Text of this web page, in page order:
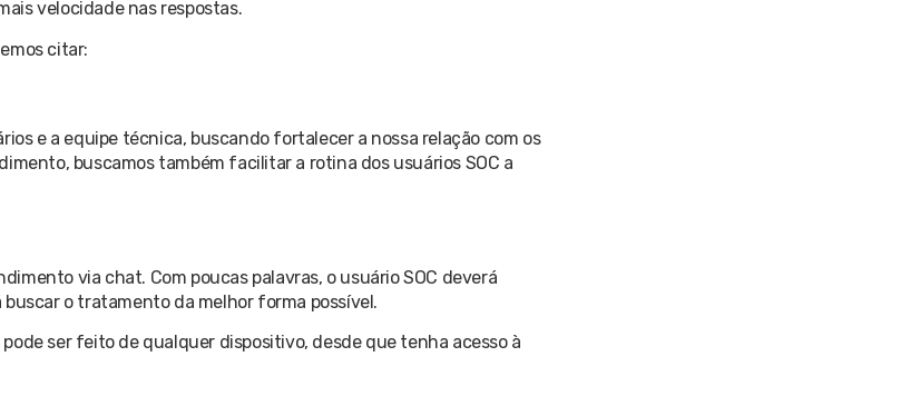
velocidade nas respostas.
citar:
e a equipe técnica, buscando fortalecer a nossa relação com os
buscamos também facilitar a rotina dos usuários SOC a
via chat. Com poucas palavras, o usuário SOC deverá
o tratamento da melhor forma possível.
ser feito de qualquer dispositivo, desde que tenha acesso à